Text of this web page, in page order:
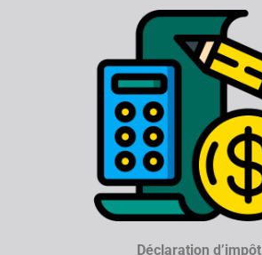
Déclaration d’impôt